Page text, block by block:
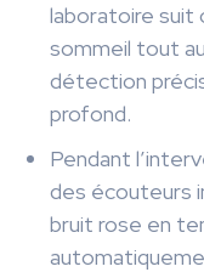
laboratoire suit
sommeil tout
détection
profond.
Pendant
des écouteurs
bruit rose en